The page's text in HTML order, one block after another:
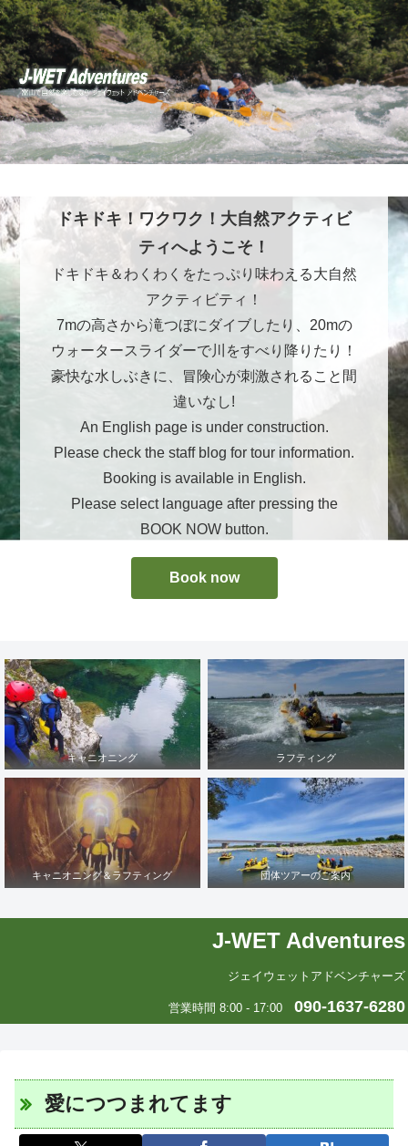
ドキドキ！ワクワク！大自然アクティビ
ティへようこそ！
ドキドキ＆わくわくをたっぷり味わえる大自然
アクティビティ！
7mの高さから滝つぼにダイブしたり、20mの
ウォータースライダーで川をすべり降りたり！
豪快な水しぶきに、冒険心が刺激されること間
違いなし!
An English page is under construction.
Please check the staff blog for tour information.
Booking is available in English.
Please select language after pressing the
BOOK NOW button.
Book now
キャニオニング ラフティング
キャニオニング＆ラフティング 団体ツアーのご案内
J-WET Adventures
ジェイウェットアドベンチャーズ
営業時間 8:00 - 17:00 090-1637-6280
愛につつまれてます